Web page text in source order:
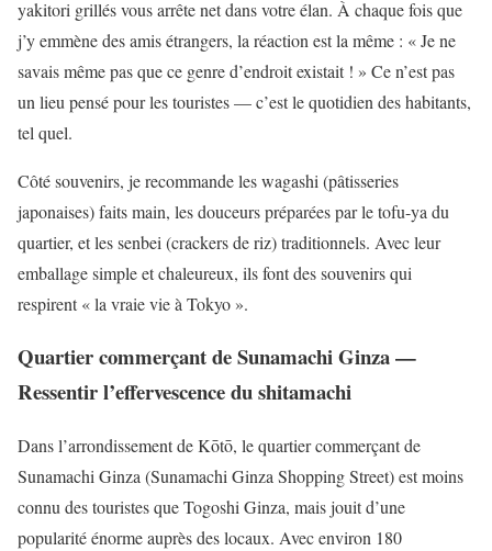
yakitori grillés vous arrête net dans votre élan. À chaque fois que
j’y emmène des amis étrangers, la réaction est la même : « Je ne
savais même pas que ce genre d’endroit existait ! » Ce n’est pas
un lieu pensé pour les touristes — c’est le quotidien des habitants,
tel quel.
Côté souvenirs, je recommande les wagashi (pâtisseries
japonaises) faits main, les douceurs préparées par le tofu-ya du
quartier, et les senbei (crackers de riz) traditionnels. Avec leur
emballage simple et chaleureux, ils font des souvenirs qui
respirent « la vraie vie à Tokyo ».
Quartier commerçant de Sunamachi Ginza —
Ressentir l’effervescence du shitamachi
Dans l’arrondissement de Kōtō, le quartier commerçant de
Sunamachi Ginza (Sunamachi Ginza Shopping Street) est moins
connu des touristes que Togoshi Ginza, mais jouit d’une
popularité énorme auprès des locaux. Avec environ 180